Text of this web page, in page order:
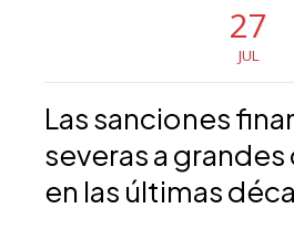
27
JUL
Las sanciones
severas a
en las últimas